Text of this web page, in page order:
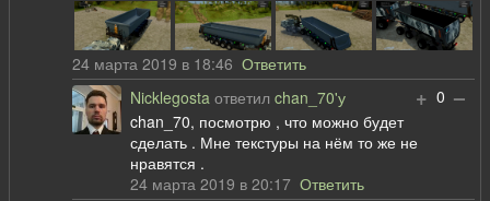
24 марта 2019 в 18:46Ответить
+ 0 –
Nicklegosta ответилchan_70'у
chan_70, посмотрю , что можно будет
сделать . Мне текстуры на нём то же не
нравятся .
24 марта 2019 в 20:17Ответить